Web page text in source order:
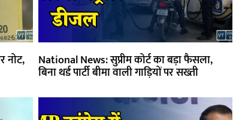
नोट, National News: सुप्रीम कोर्ट का बड़ा फैसला,
बिना थर्ड पार्टी बीमा वाली गाड़ियों पर सख्ती